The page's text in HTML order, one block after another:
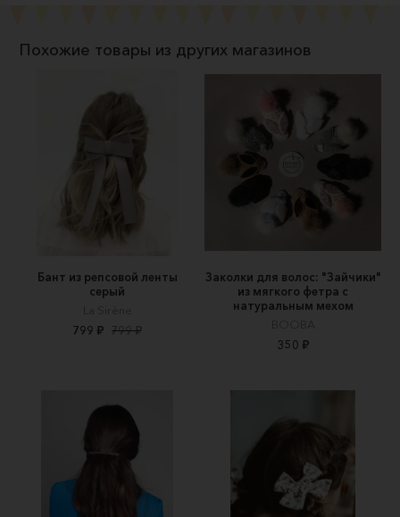
Похожие товары из других магазинов
Бант из репсовой ленты
серый
La Sirène
799 ₽ 799 ₽
Заколки для волос: "Зайчики"
из мягкого фетра с
натуральным мехом
BOOBA
350 ₽